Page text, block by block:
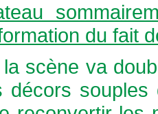
du fait
scène va
décors